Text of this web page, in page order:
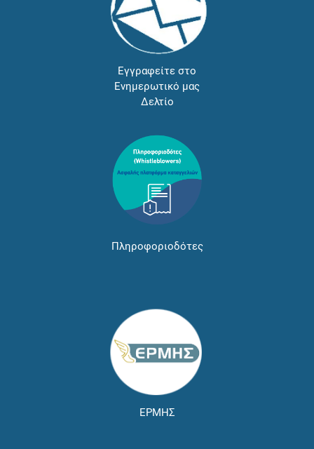
Εγγραφείτε στο
Ενημερωτικό μας
Δελτίο
Πληροφοριοδότες
ΕΡΜΗΣ